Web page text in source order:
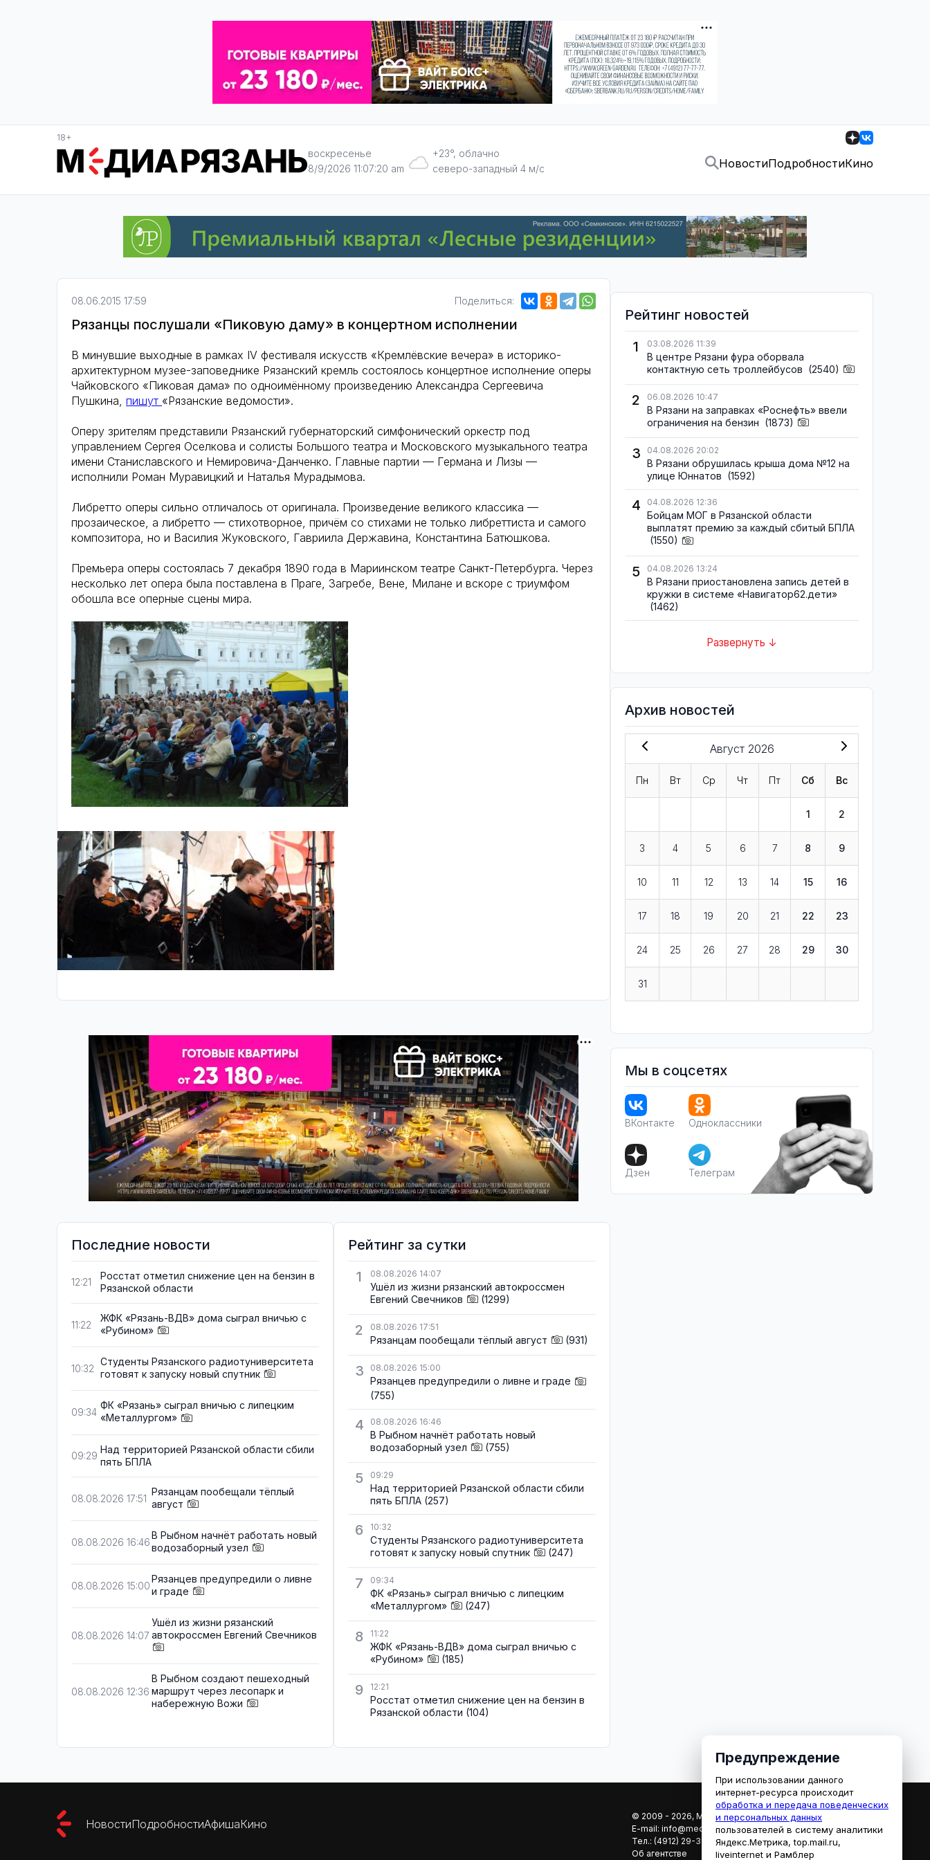
18+
воскресенье
8/9/2026 11:07:21 am
+23°, облачно
северо-западный 4 м/с
НовостиПодробностиКино
08.06.2015 17:59 Поделиться:
Рязанцы послушали «Пиковую даму» в концертном исполнении
В минувшие выходные в рамках IV фестиваля искусств «Кремлёвские вечера» в историко-
архитектурном музее-заповеднике Рязанский кремль состоялось концертное исполнение оперы
Чайковского «Пиковая дама» по одноимённому произведению Александра Сергеевича
Пушкина, пишут «Рязанские ведомости».
Оперу зрителям представили Рязанский губернаторский симфонический оркестр под
управлением Сергея Оселкова и солисты Большого театра и Московского музыкального театра
имени Станиславского и Немировича-Данченко. Главные партии — Германа и Лизы —
исполнили Роман Муравицкий и Наталья Мурадымова.
Либретто оперы сильно отличалось от оригинала. Произведение великого классика —
прозаическое, а либретто — стихотворное, причём со стихами не только либреттиста и самого
композитора, но и Василия Жуковского, Гавриила Державина, Константина Батюшкова.
Премьера оперы состоялась 7 декабря 1890 года в Мариинском театре Санкт-Петербурга. Через
несколько лет опера была поставлена в Праге, Загребе, Вене, Милане и вскоре с триумфом
обошла все оперные сцены мира.
Последние новости
12:21
Росстат отметил снижение цен на бензин в
Рязанской области
11:22
ЖФК «Рязань-ВДВ» дома сыграл вничью с
«Рубином»
10:32
Студенты Рязанского радиотуниверситета
готовят к запуску новый спутник
09:34
ФК «Рязань» сыграл вничью с липецким
«Металлургом»
09:29
Над территорией Рязанской области сбили
пять БПЛА
08.08.2026 17:51
Рязанцам пообещали тёплый
август
08.08.2026 16:46
В Рыбном начнёт работать новый
водозаборный узел
08.08.2026 15:00
Рязанцев предупредили о ливне
и граде
08.08.2026 14:07
Ушёл из жизни рязанский
автокроссмен Евгений Свечников
08.08.2026 12:36
В Рыбном создают пешеходный
маршрут через лесопарк и
набережную Вожи
Рейтинг за сутки
1
08.08.2026 14:07
Ушёл из жизни рязанский автокроссмен
Евгений Свечников
(1299)
2 08.08.2026 17:51
Рязанцам пообещали тёплый август (931)
3 08.08.2026 15:00
Рязанцев предупредили о ливне и граде
(755)
4 08.08.2026 16:46
В Рыбном начнёт работать новый
водозаборный узел
(755)
5 09:29
Над территорией Рязанской области сбили
пять БПЛА (257)
6 10:32
Студенты Рязанского радиотуниверситета
готовят к запуску новый спутник
(247)
7 09:34
ФК «Рязань» сыграл вничью с липецким
«Металлургом»
(247)
8 11:22
ЖФК «Рязань-ВДВ» дома сыграл вничью с
«Рубином»
(185)
9 12:21
Росстат отметил снижение цен на бензин в
Рязанской области (104)
Рейтинг новостей
1
03.08.2026 11:39
В центре Рязани фура оборвала
контактную сеть троллейбусов (2540)
2 06.08.2026 10:47
В Рязани на заправках «Роснефть» ввели
ограничения на бензин (1873)
3 04.08.2026 20:02
В Рязани обрушилась крыша дома №12 на
улице Юннатов (1592)
4 04.08.2026 12:36
Бойцам МОГ в Рязанской области
выплатят премию за каждый сбитый БПЛА
(1550)
5 04.08.2026 13:24
В Рязани приостановлена запись детей в
кружки в системе «Навигатор62.дети»
(1462)
Развернуть ↓
Архив новостей
Август 2026
Пн Вт Ср Чт Пт Сб Вс
1 2
3 4 5 6 7 8 9
10 11 12 13 14 15 16
17 18 19 20 21 22 23
24 25 26 27 28 29 30
31
Мы в соцсетях
ВКонтакте Одноклассники
Дзен Телеграм
НовостиПодробностиАфишаКино
© 2009 - 2026, МЕДИАРЯЗАНЬ
E-mail: info@mediaryazan.ru,reklama@mediaryazan.ru
Тел.: (4912) 29-33-66
Об агентстве
Предупреждение
При использовании данного
интернет-ресурса происходит
обработка и передача поведенческих
и персональных данных
пользователей в систему аналитики
Яндекс.Метрика, top.mail.ru,
liveinternet и Рамблер